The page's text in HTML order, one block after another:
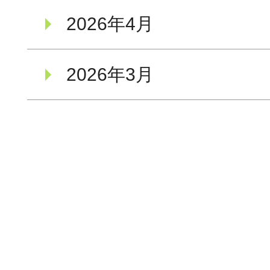
2026年4月
2026年3月